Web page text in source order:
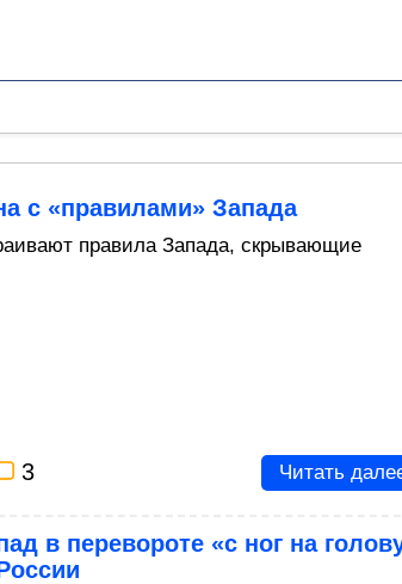
с «правилами» Запада
правила Запада, скрывающие
3 Читать
в перевороте «с ног на